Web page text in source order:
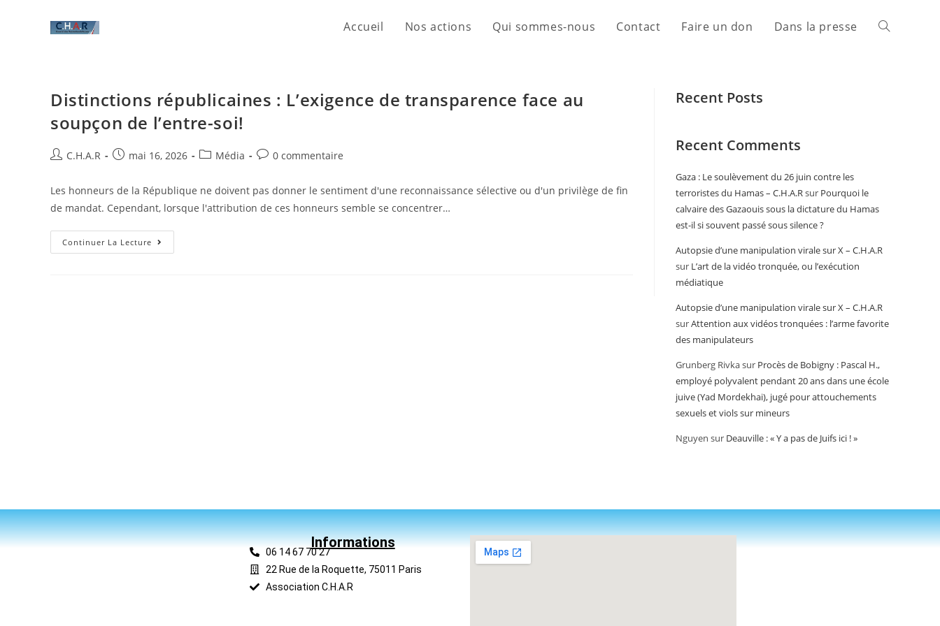
Accueil Nos actions Qui sommes-nous Contact Faire un don Dans la presse
Distinctions républicaines : L’exigence de transparence face au
soupçon de l’entre-soi!
C.H.A.R mai 16, 2026 Média 0 commentaire
Les honneurs de la République ne doivent pas donner le sentiment d'une reconnaissance sélective ou d'un privilège de fin
de mandat. Cependant, lorsque l'attribution de ces honneurs semble se concentrer…
Continuer La Lecture
Recent Posts
Recent Comments
Gaza : Le soulèvement du 26 juin contre les
terroristes du Hamas – C.H.A.Rsur Pourquoi le
calvaire des Gazaouis sous la dictature du Hamas
est-il si souvent passé sous silence ?
Autopsie d’une manipulation virale sur X – C.H.A.R
sur L’art de la vidéo tronquée, ou l’exécution
médiatique
Autopsie d’une manipulation virale sur X – C.H.A.R
surAttention aux vidéos tronquées : l’arme favorite
des manipulateurs
Grunberg Rivkasur Procès de Bobigny : Pascal H.,
employé polyvalent pendant 20 ans dans une école
juive (Yad Mordekhai), jugé pour attouchements
sexuels et viols sur mineurs
Nguyen sur Deauville : « Y a pas de Juifs ici ! »
Informations
06 14 67 70 27
22 Rue de la Roquette, 75011 Paris
Association C.H.A.R